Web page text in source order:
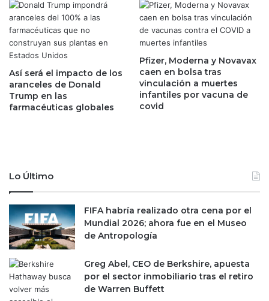
t
r
a
s
c
o
n
v
e
e
e
n
l
a
v
o
z
d
e
c
i
a
c
i
ó
n
p
e
t
e
d
e
l
p
e
Así será el impacto de los
aranceles de Donald
Trump en las
farmacéuticas globales
Pfizer, Moderna y Novavax
caen en bolsa tras
vinculación a muertes
infantiles por vacuna de
covid
Lo Último
FIFA habría realizado otra cena por el
Mundial 2026; ahora fue en el Museo
de Antropología
Greg Abel, CEO de Berkshire, apuesta
por el sector inmobiliario tras el retiro
de Warren Buffett